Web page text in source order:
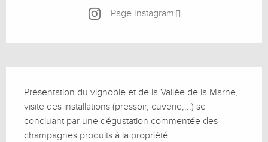
Page Instagram
Présentation du vignoble et de la Vallée de la Marne,
visite des installations (pressoir, cuverie,...) se
concluant par une dégustation commentée des
champagnes produits à la propriété.